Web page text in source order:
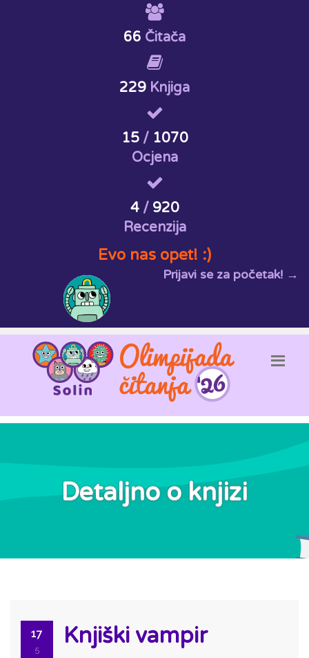
66 Čitača
229 Knjiga
15/ 1070
Ocjena
4/ 920
Recenzija
Evo nas opet! :)
Prijavi se za početak! →
Detaljno o knjizi
17
5
Knjiški vampir